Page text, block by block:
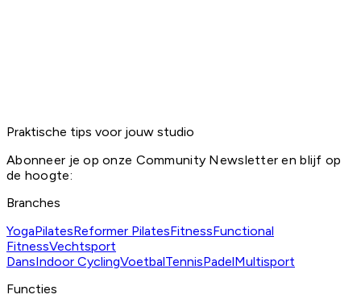
Praktische tips voor jouw studio
Abonneer je op onze Community Newsletter en blijf op
de hoogte:
Branches
YogaPilatesReformer PilatesFitnessFunctional
FitnessVechtsport
DansIndoor CyclingVoetbalTennisPadelMultisport
Functies